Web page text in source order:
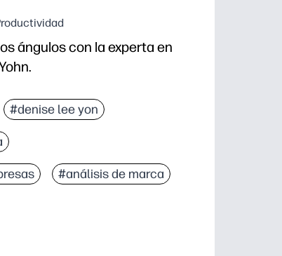
ángulos con la experta en
#denise lee yon
#análisis de marca